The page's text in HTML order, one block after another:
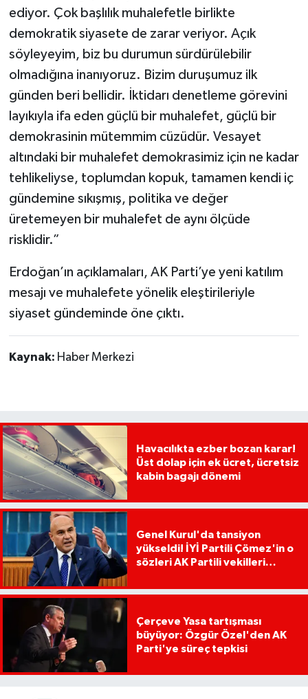
ediyor. Çok başlılık muhalefetle birlikte
demokratik siyasete de zarar veriyor. Açık
söyleyeyim, biz bu durumun sürdürülebilir
olmadığına inanıyoruz. Bizim duruşumuz ilk
günden beri bellidir. İktidarı denetleme görevini
layıkıyla ifa eden güçlü bir muhalefet, güçlü bir
demokrasinin mütemmim cüzüdür. Vesayet
altındaki bir muhalefet demokrasimiz için ne kadar
tehlikeliyse, toplumdan kopuk, tamamen kendi iç
gündemine sıkışmış, politika ve değer
üretemeyen bir muhalefet de aynı ölçüde
risklidir.”
Erdoğan’ın açıklamaları, AK Parti’ye yeni katılım
mesajı ve muhalefete yönelik eleştirileriyle
siyaset gündeminde öne çıktı.
Kaynak: Haber Merkezi
Havacılıkta ezber bozan karar!
Üst dolap için ek ücret, ücretsiz
kabin bagajı dönemi
Genel Kurul'da tansiyon
yükseldi! İYİ Partili Çömez'in o
sözleri AK Partili vekilleri
Çerçeve Yasa tartışması
büyüyor: Özgür Özel'den AK
Parti'ye süreç tepkisi